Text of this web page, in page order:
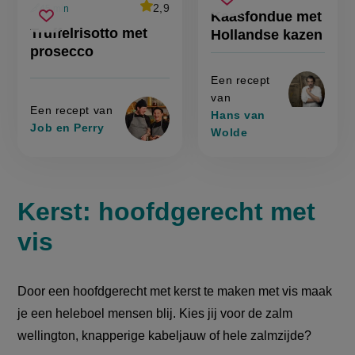
Truffelrisotto met
prosecco
voorbereidingstijd
45 min
average
2,9
Beoordeel
Een recept van
Job en Perry
Sla
recept
op
truffelrisotto
met
prosecco
Kaasfondue met
Hollandse kazenhollandse
Een recept
van
Hans van
Wolde
Sla
recept
op
kaasfondue
met
hollandse
Kerst: hoofdgerecht met
vis​
Door een hoofdgerecht met kerst te maken met vis maak
je een heleboel mensen blij. Kies jij voor de zalm
wellington, knapperige kabeljauw of hele zalmzijde?